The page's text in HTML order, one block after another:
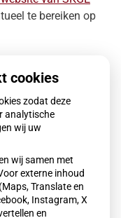
te bereiken op
u een
Deze
een voorzitter
en uit leden
wordt
die ook jurist
cookies
zodat deze
analytische
wij uw
wij samen met
externe inhoud
Translate en
Instagram, X
en